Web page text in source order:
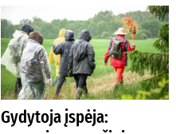
Gydytoja įspėja: